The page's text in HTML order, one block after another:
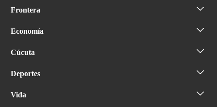
Frontera
Economía
Cúcuta
Deportes
Vida